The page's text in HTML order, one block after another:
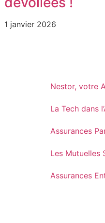
1 janvier 2026
Nestor, votre
La Tech dans
Assurances
Les Mutuelles
Assurances